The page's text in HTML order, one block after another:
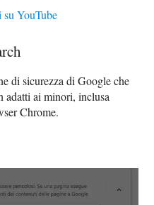
YouTube
di sicurezza di Google che
adatti ai minori, inclusa
Chrome.